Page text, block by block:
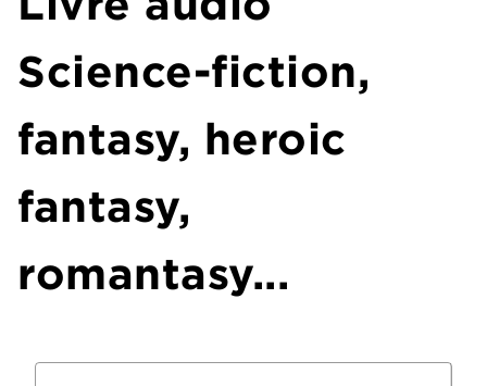
Science-fiction,
fantasy, heroic
fantasy,
romantasy...